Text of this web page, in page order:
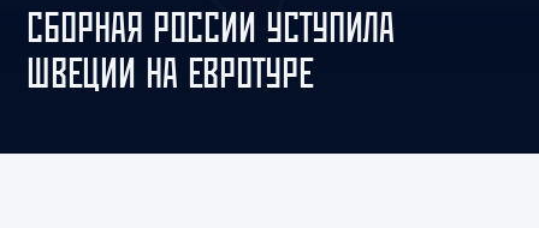
СБОРНАЯ РОССИИ УСТУПИЛА
ШВЕЦИИ НА ЕВРОТУРЕ